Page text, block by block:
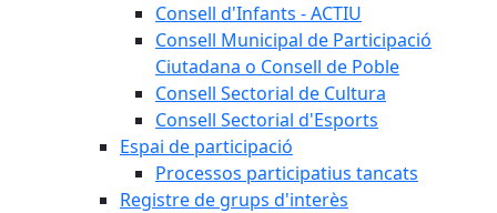
Consell d'Infants - ACTIU
Consell Municipal de Participació
Ciutadana o Consell de Poble
Consell Sectorial de Cultura
Consell Sectorial d'Esports
Espai de participació
Processos participatius tancats
Registre de grups d'interès